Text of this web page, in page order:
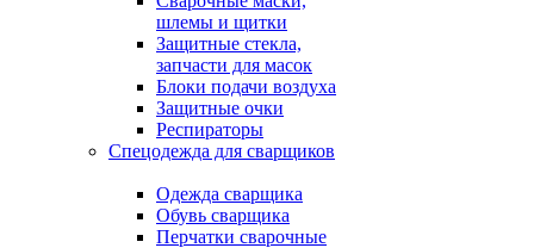
шлемы и щитки
Защитные стекла,
запчасти для масок
Блоки подачи воздуха
Защитные очки
Респираторы
Спецодежда для сварщиков
Одежда сварщика
Обувь сварщика
Перчатки сварочные